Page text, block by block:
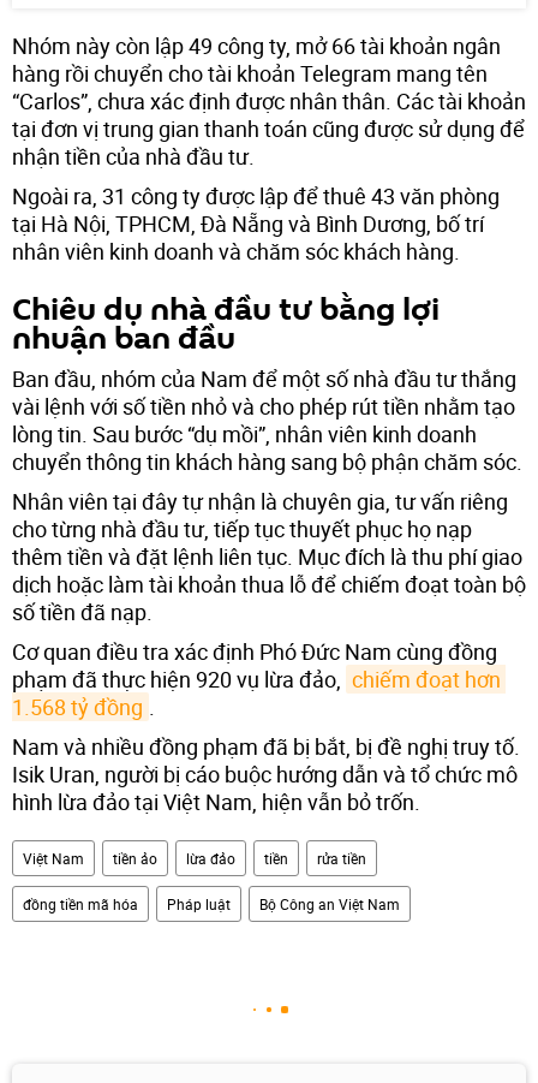
Nhóm này còn lập 49 công ty, mở 66 tài khoản ngân
hàng rồi chuyển cho tài khoản Telegram mang tên
“Carlos”, chưa xác định được nhân thân. Các tài khoản
tại đơn vị trung gian thanh toán cũng được sử dụng để
nhận tiền của nhà đầu tư.
Ngoài ra, 31 công ty được lập để thuê 43 văn phòng
tại Hà Nội, TPHCM, Đà Nẵng và Bình Dương, bố trí
nhân viên kinh doanh và chăm sóc khách hàng.
Chiêu dụ nhà đầu tư bằng lợi
nhuận ban đầu
Ban đầu, nhóm của Nam để một số nhà đầu tư thắng
vài lệnh với số tiền nhỏ và cho phép rút tiền nhằm tạo
lòng tin. Sau bước “dụ mồi”, nhân viên kinh doanh
chuyển thông tin khách hàng sang bộ phận chăm sóc.
Nhân viên tại đây tự nhận là chuyên gia, tư vấn riêng
cho từng nhà đầu tư, tiếp tục thuyết phục họ nạp
thêm tiền và đặt lệnh liên tục. Mục đích là thu phí giao
dịch hoặc làm tài khoản thua lỗ để chiếm đoạt toàn bộ
số tiền đã nạp.
Cơ quan điều tra xác định Phó Đức Nam cùng đồng
phạm đã thực hiện 920 vụ lừa đảo, chiếm đoạt hơn
1.568 tỷ đồng .
Nam và nhiều đồng phạm đã bị bắt, bị đề nghị truy tố.
Isik Uran, người bị cáo buộc hướng dẫn và tổ chức mô
hình lừa đảo tại Việt Nam, hiện vẫn bỏ trốn.
Việt Nam tiền ảo lừa đảo tiền rửa tiền
đồng tiền mã hóa Pháp luật Bộ Công an Việt Nam